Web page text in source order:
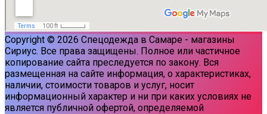
Copyright © 2026 Спецодежда в Самаре - магазины
Сириус. Все права защищены. Полное или частичное
копирование сайта преследуется по закону. Вся
размещенная на сайте информация, о характеристиках,
наличии, стоимости товаров и услуг, носит
информационный характер и ни при каких условиях не
является публичной офертой, определяемой